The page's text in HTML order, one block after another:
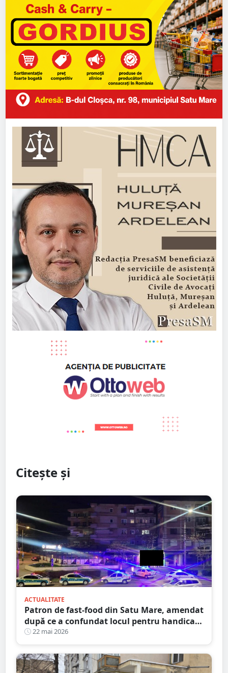
Citește și
ACTUALITATE
Patron de fast-food din Satu Mare, amendat
după ce a confundat locul pentru handicap
cu parcarea personală
22 mai 2026